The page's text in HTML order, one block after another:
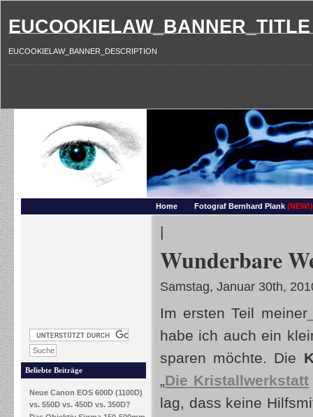
EUCOOKIELAW_BANNER_TITLE
EUCOOKIELAW_BANNER_DESCRIPTION
Home Fotograf Bernhard Plank (NEW!)
Beliebte Beiträge
Neue Canon EOS 600D (1100D)
vs. 550D vs. 450D vs. 350D?
|
Wunderbare
Samstag, Januar 30th,
Im ersten Teil meiner
habe ich auch ein
sparen möchte. Die
„Die Kristallwerkstatt
lag, dass keine